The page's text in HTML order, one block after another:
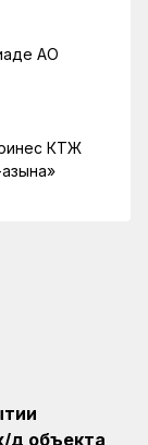
АО
КТЖ
д объекта